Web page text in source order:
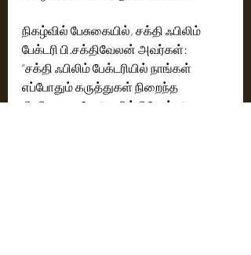
நிகழ்வில் பேசுகையில், சக்தி ஃபிலிம்
பேக்டரி பி.சக்திவேலன் அவர்கள்:
“சக்தி ஃபிலிம் பேக்டரியில் நாங்கள்
எப்போதும் கருத்துகள் நிறைந்த
சினிமாவையே ஆதரிக்கிறோம். அது